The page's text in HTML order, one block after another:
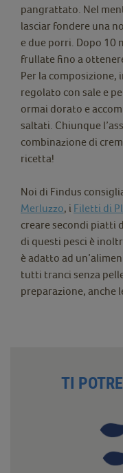
pangrattato. Nel
lasciar fondere una
e due porri. Dopo 10
frullate fino a
Per la composizione,
regolato con sale e
ormai dorato e
saltati. Chiunque
combinazione di
ricetta!
Noi di Findus
Merluzzo, i Filetti di
creare secondi piatti
di questi pesci è
è adatto ad
tutti tranci senza
preparazione, anche
TI